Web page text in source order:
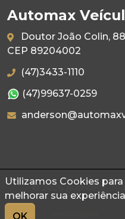
Utilizamos Cookies
melhorar sua
OK
Automax
Doutor João Colin,
CEP 89204002
(47)3433-1110
(47)99637-0259
© 2026 Autoconf.
Termos